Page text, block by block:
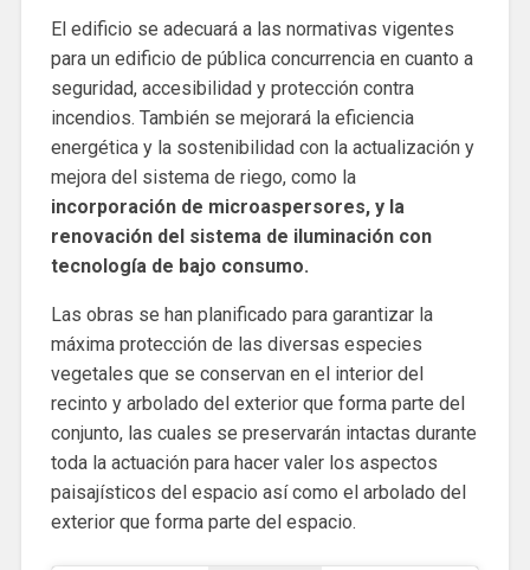
El edificio se adecuará a las normativas vigentes
para un edificio de pública concurrencia en cuanto a
seguridad, accesibilidad y protección contra
incendios. También se mejorará la eficiencia
energética y la sostenibilidad con la actualización y
mejora del sistema de riego, como la
incorporación de microaspersores, y la
renovación del sistema de iluminación con
tecnología de bajo consumo.
Las obras se han planificado para garantizar la
máxima protección de las diversas especies
vegetales que se conservan en el interior del
recinto y arbolado del exterior que forma parte del
conjunto, las cuales se preservarán intactas durante
toda la actuación para hacer valer los aspectos
paisajísticos del espacio así como el arbolado del
exterior que forma parte del espacio.